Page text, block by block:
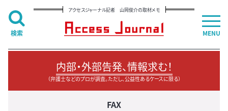
アクセスジャーナル記者 山岡俊介の取材メモ
内部・外部告発、情報求む！
（弁護士などのプロが調査。ただし、公益性あるケースに限る）
FAX
MENU
検索